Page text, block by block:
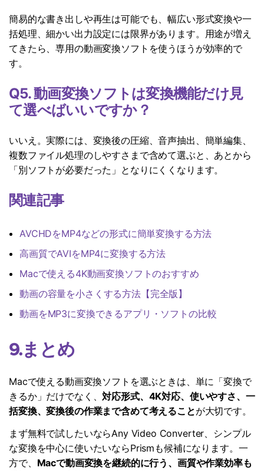
簡易的な書き出しや再生は可能でも、幅広い形式変換や一
括処理、細かい出力設定には限界があります。用途が増え
てきたら、専用の動画変換ソフトを使うほうが効率的で
す。
Q5. 動画変換ソフトは変換機能だけ見
て選べばいいですか？
いいえ。実際には、変換後の圧縮、音声抽出、簡単編集、
複数ファイル処理のしやすさまで含めて選ぶと、あとから
「別ソフトが必要だった」となりにくくなります。
関連記事
AVCHDをMP4などの形式に簡単変換する方法
高画質でAVIをMP4に変換する方法
Macで使える4K動画変換ソフトのおすすめ
動画の容量を小さくする方法【完全版】
動画をMP3に変換できるアプリ・ソフトの比較
9.まとめ
Macで使える動画変換ソフトを選ぶときは、単に「変換で
きるか」だけでなく、対応形式、4K対応、使いやすさ、一
括変換、変換後の作業まで含めて考えることが大切です。
まず無料で試したいならAny Video Converter、シンプル
な変換を中心に使いたいならPrismも候補になります。一
方で、 Macで動画変換を継続的に行う、画質や作業効率も